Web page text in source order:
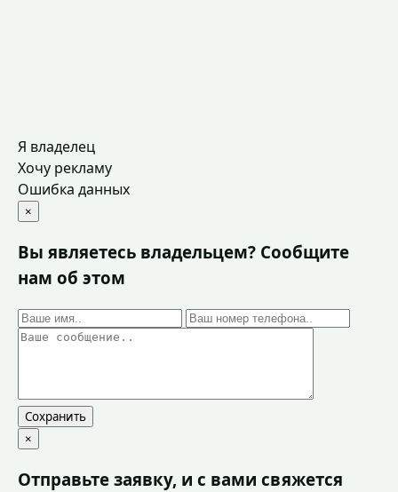
Я владелец
Хочу рекламу
Ошибка данных
×
Вы являетесь владельцем? Сообщите
нам об этом
Сохранить
×
Отправьте заявку, и с вами свяжется